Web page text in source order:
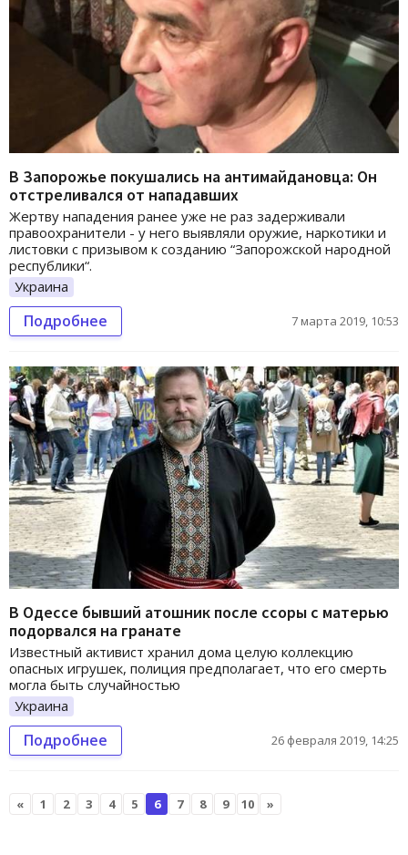
В Запорожье покушались на антимайдановца: Он
отстреливался от нападавших
Жертву нападения ранее уже не раз задерживали
правоохранители - у него выявляли оружие, наркотики и
листовки с призывом к созданию “Запорожской народной
республики“.
Украина
Подробнее 7 марта 2019, 10:53
В Одессе бывший атошник после ссоры с матерью
подорвался на гранате
Известный активист хранил дома целую коллекцию
опасных игрушек, полиция предполагает, что его смерть
могла быть случайностью
Украина
Подробнее 26 февраля 2019, 14:25
« 1 2 3 4 5 6 7 8 9 10 »